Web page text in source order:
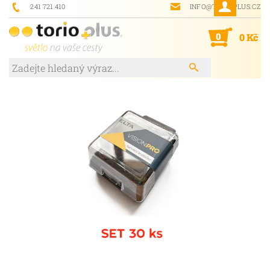
241 721 410 INFO@TORIOPLUS.CZ
0 0 Kč